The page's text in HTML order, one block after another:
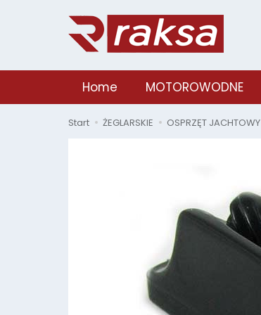
Home MOTOROWODNE
Start ŻEGLARSKIE OSPRZĘT JACHTOWY